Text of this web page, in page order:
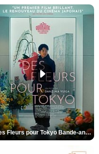
Des Fleurs pour Tokyo Bande-annonce VO STFR